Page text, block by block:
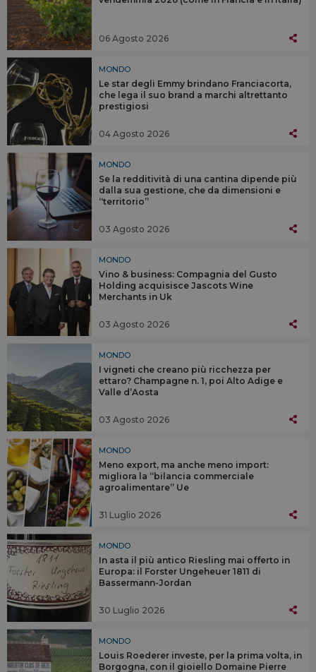
06 Agosto 2026
MONDO
Le star degli Emmy brindano Franciacorta,
che lega il suo brand a marchi altrettanto
prestigiosi
04 Agosto 2026
MONDO
Se la redditività di una cantina dipende più
dalla sua gestione, che da dimensioni e
“territorio”
03 Agosto 2026
MONDO
Vino & business: Compagnia del Gusto
Holding acquisisce Jascots Wine
Merchants in Uk
03 Agosto 2026
MONDO
I vigneti che creano più ricchezza per
ettaro? Champagne n. 1, poi Alto Adige e
Valle d’Aosta
03 Agosto 2026
MONDO
Meno export, ma anche meno import:
migliora la “bilancia commerciale
agroalimentare” Ue
31 Luglio 2026
MONDO
In asta il più antico Riesling mai offerto in
Europa: il Forster Ungeheuer 1811 di
Bassermann-Jordan
30 Luglio 2026
MONDO
Louis Roederer investe, per la prima volta, in
Borgogna, con il gioiello Domaine Pierre